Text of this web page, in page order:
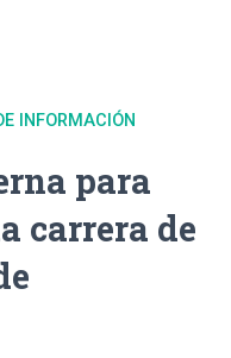
INFORMACIÓN
para
carrera de